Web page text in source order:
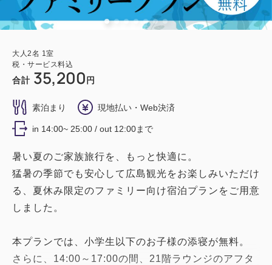
大人2名 1室
税・サービス料込
合計 35,200 円
素泊まり 現地払い・Web決済
in 14:00~ 25:00 / out 12:00まで
暑い夏のご家族旅行を、もっと快適に。
猛暑の季節でも安心して広島観光をお楽しみいただけ
る、夏休み限定のファミリー向け宿泊プランをご用意
しました。
本プランでは、小学生以下のお子様の添寝が無料。
さらに、14:00～17:00の間、21階ラウンジのアフタ